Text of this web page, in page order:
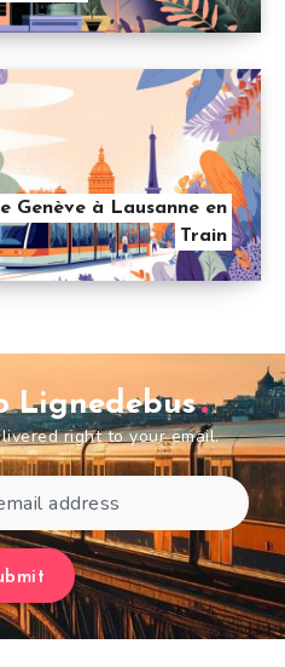
Genève à Lausanne en
Train
Lignedebus
right to your email.